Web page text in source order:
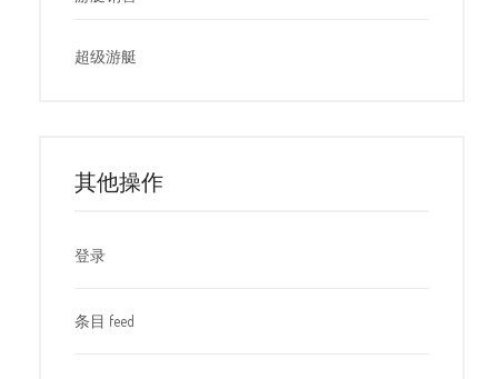
超级游艇
其他操作
登录
条目 feed